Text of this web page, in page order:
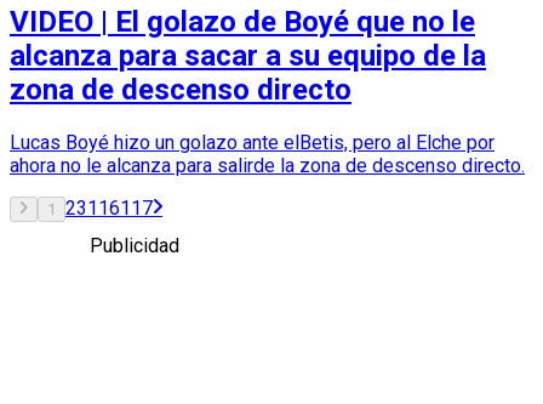
VIDEO | El golazo de Boyé que no le
alcanza para sacar a su equipo de la
zona de descenso directo
Lucas Boyé hizo un golazo ante elBetis, pero al Elche por
ahora no le alcanza para salirde la zona de descenso directo.
1 23116117
Publicidad